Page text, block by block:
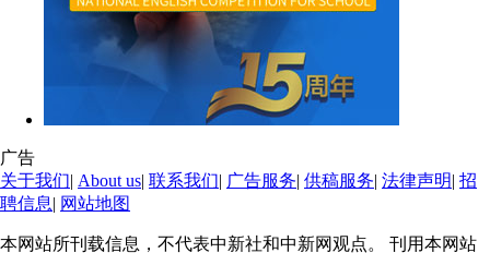
广告
关于我们| About us| 联系我们| 广告服务| 供稿服务| 法律声明| 招
聘信息| 网站地图
本网站所刊载信息，不代表中新社和中新网观点。 刊用本网站